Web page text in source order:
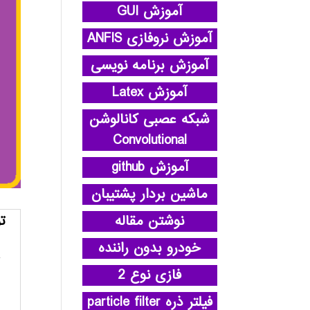
آموزش GUI
آموزش نروفازی ANFIS
آموزش برنامه نویسی
آموزش Latex
شبکه عصبی کانالوشن
Convolutional
آموزش github
ماشین بردار پشتیبان
نوشتن مقاله
خودرو بدون راننده
فازی نوع 2
فیلتر ذره particle filter